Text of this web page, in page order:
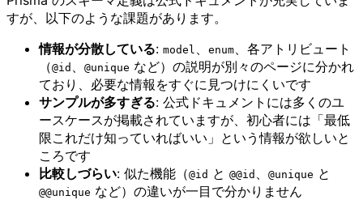
すが、以下のような課題があります。
情報が分散している: model enum
、各アトリビュート
（@id @unique など）の説明が別々のページに分かれ
ており、必要な情報をすぐに見つけにくいです
サンプルが多すぎる: 公式ドキュメントには多くのユ
ースケースが掲載されていますが、初心者には「最低
限これだけ知っていればいい」という情報が欲しいと
ころです
比較しづらい: 似た機能（@id と @@id @unique と
@@unique など）の違いが一目で分かりません